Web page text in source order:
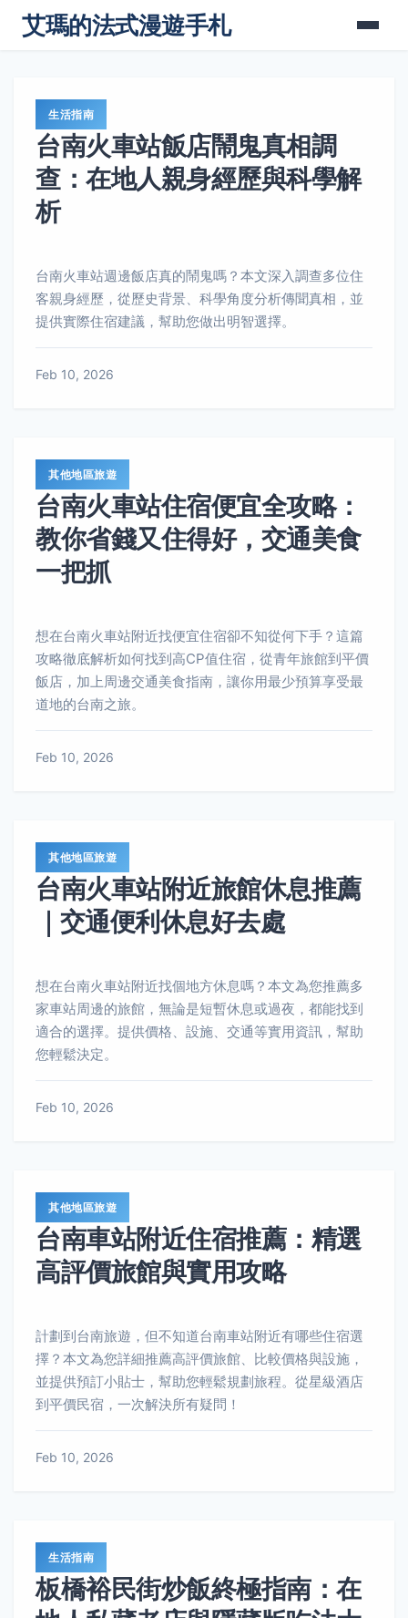
艾瑪的法式漫遊手札
生活指南
台南火車站飯店鬧鬼真相調
查：在地人親身經歷與科學解
析
台南火車站週邊飯店真的鬧鬼嗎？本文深入調查多位住
客親身經歷，從歷史背景、科學角度分析傳聞真相，並
提供實際住宿建議，幫助您做出明智選擇。
Feb 10, 2026
其他地區旅遊
台南火車站住宿便宜全攻略：
教你省錢又住得好，交通美食
一把抓
想在台南火車站附近找便宜住宿卻不知從何下手？這篇
攻略徹底解析如何找到高CP值住宿，從青年旅館到平價
飯店，加上周邊交通美食指南，讓你用最少預算享受最
道地的台南之旅。
Feb 10, 2026
其他地區旅遊
台南火車站附近旅館休息推薦
｜交通便利休息好去處
想在台南火車站附近找個地方休息嗎？本文為您推薦多
家車站周邊的旅館，無論是短暫休息或過夜，都能找到
適合的選擇。提供價格、設施、交通等實用資訊，幫助
您輕鬆決定。
Feb 10, 2026
其他地區旅遊
台南車站附近住宿推薦：精選
高評價旅館與實用攻略
計劃到台南旅遊，但不知道台南車站附近有哪些住宿選
擇？本文為您詳細推薦高評價旅館、比較價格與設施，
並提供預訂小貼士，幫助您輕鬆規劃旅程。從星級酒店
到平價民宿，一次解決所有疑問！
Feb 10, 2026
生活指南
板橋裕民街炒飯終極指南：在